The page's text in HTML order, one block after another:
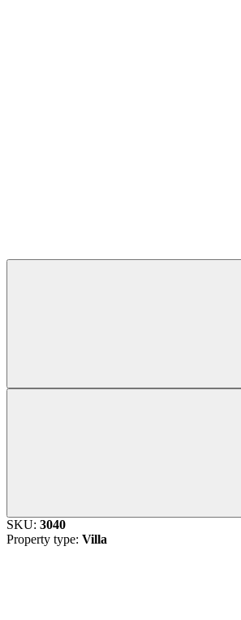
SKU: 3040
Property type: Villa